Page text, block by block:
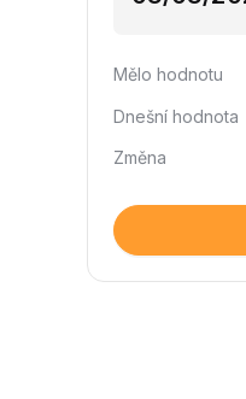
Mělo hodnotu
Dnešní hodnota
Změna